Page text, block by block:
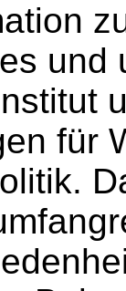
und
für